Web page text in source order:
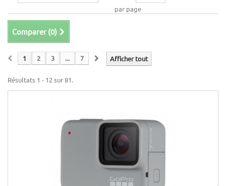
par page
Comparer (0)
Afficher tout
1 2 3 ... 7
Résultats 1 - 12 sur 81.